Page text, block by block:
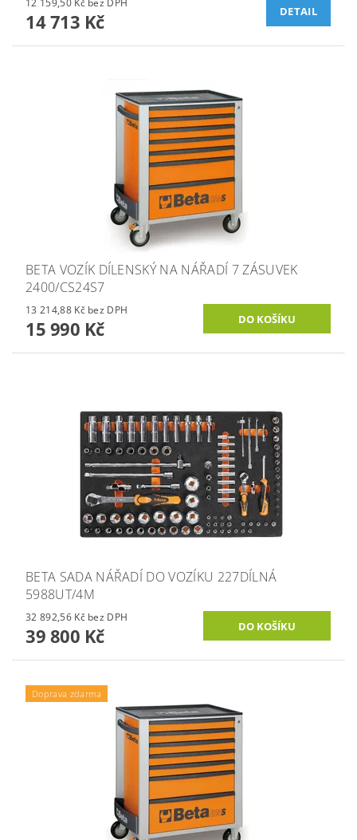
14 713 Kč DETAIL
BETA VOZÍK DÍLENSKÝ NA NÁŘADÍ 7 ZÁSUVEK
2400/CS24S7
13 214,88 Kč bez DPH
15 990 Kč
BETA SADA NÁŘADÍ DO VOZÍKU 227DÍLNÁ
5988UT/4M
32 892,56 Kč bez DPH
39 800 Kč
Doprava zdarma